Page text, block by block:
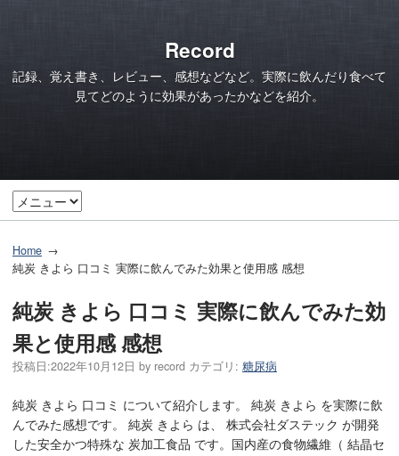
Record
記録、覚え書き、レビュー、感想などなど。実際に飲んだり食べて
見てどのように効果があったかなどを紹介。
Home
純炭 きよら 口コミ 実際に飲んでみた効果と使用感 感想
純炭 きよら 口コミ 実際に飲んでみた効
果と使用感 感想
投稿日:2022年10月12日 by record カテゴリ: 糖尿病
純炭 きよら 口コミ について紹介します。 純炭 きよら を実際に飲
んでみた感想です。 純炭 きよら は、 株式会社ダステック が開発
した安全かつ特殊な 炭加工食品 です。国内産の食物繊維（ 結晶セ